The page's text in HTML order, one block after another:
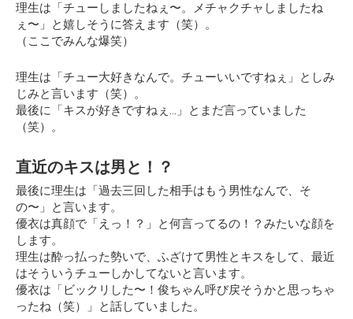
理生は 「チューしましたねぇ〜。メチャクチャしましたね
ぇ〜」
と嬉しそうに答えます（笑）。
（ここでみんな爆笑）
理生は「チュー大好きなんで。チューいいですねぇ」としみ
じみと言います（笑）。
最後に 「キスが好きですねぇ…」
とまだ言っていました
（笑）。
直近のキスは男と！？
最後に理生は「過去三回した相手はもう男性なんで、そ
の〜」と言います。
優衣は真顔で「えっ！？」と何言ってるの！？みたいな顔を
します。
理生は酔っ払った勢いで、ふざけて男性とキスをして、最近
はそういうチューしかしてないと言います。
優衣は 「ビックリした〜！俊ちゃん呼び戻そうかと思っちゃ
ったね（笑）」
と話していました。